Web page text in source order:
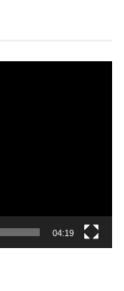
04:19